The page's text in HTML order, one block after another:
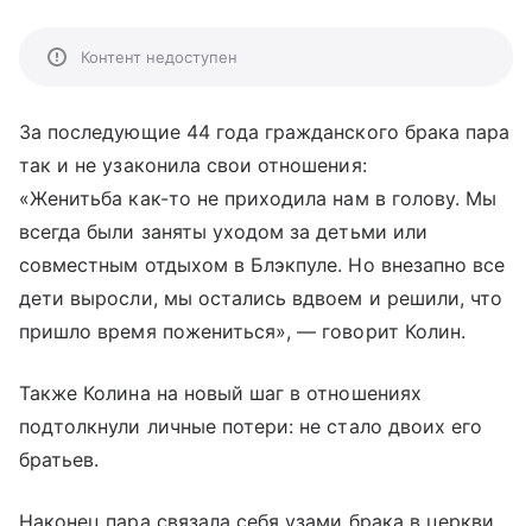
Контент недоступен
За последующие 44 года гражданского брака пара
так и не узаконила свои отношения:
«Женитьба как-то не приходила нам в голову. Мы
всегда были заняты уходом за детьми или
совместным отдыхом в Блэкпуле. Но внезапно все
дети выросли, мы остались вдвоем и решили, что
пришло время пожениться», — говорит Колин.
Также Колина на новый шаг в отношениях
подтолкнули личные потери: не стало двоих его
братьев.
Наконец пара связала себя узами брака в церкви